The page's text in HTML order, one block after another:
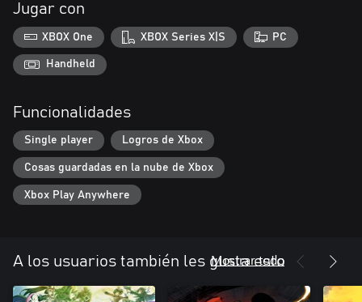
Jugar con
XBOX One XBOX Series X|S PC
Handheld
Funcionalidades
Single player Logros de Xbox
Cosas guardadas en la nube de Xbox
Xbox Play Anywhere
A los usuarios también les gusta esto
Mostrar todo